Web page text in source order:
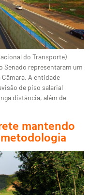
do Transporte)
Senado representaram um
A entidade
de piso salarial
distância, além de
mantendo